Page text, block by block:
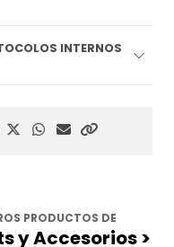
INTERNOS
PRODUCTOS DE
y Accesorios >